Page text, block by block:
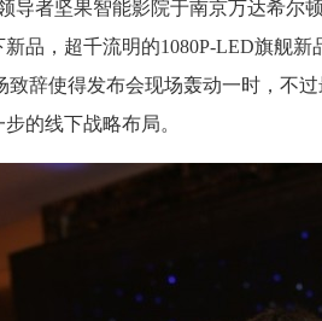
导者坚果智能影院于南京万达希尔
品，超千流明的1080P-LED旗舰
致辞使得发布会现场轰动一时，不
的线下战略布局。